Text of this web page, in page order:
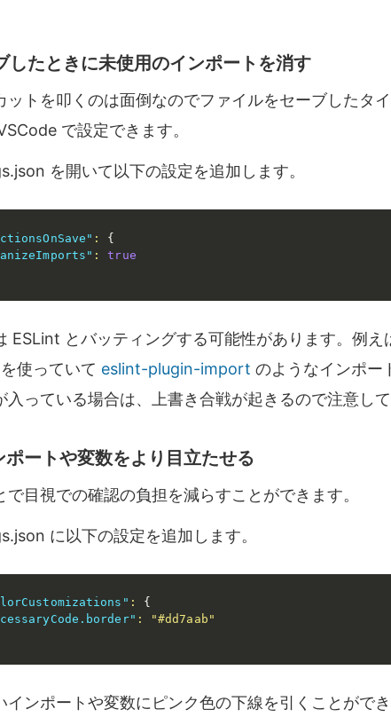
したときに未使用のインポートを消す
ットを叩くのは面倒なのでファイルをセーブしたタ
で設定できます。
を開いて以下の設定を追加します。
:
{
:
true
ESLint とバッティングする可能性があります。例え
使っていて eslint-plugin-import のようなインポー
入っている場合は、上書き合戦が起きるので注意し
ートや変数をより目立たせる
で目視での確認の負担を減らすことができます。
に以下の設定を追加します。
:
{
:
"#dd7aab"
インポートや変数にピンク色の下線を引くことがで